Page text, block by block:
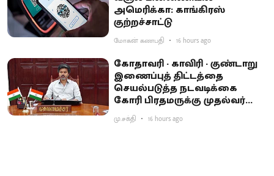
அமெரிக்கா: காங்கிரஸ்
குற்றச்சாட்டு
மோகன் கணபதி 16 hours ago
கோதாவரி - காவிரி - குண்டாறு
இணைப்புத் திட்டத்தை
செயல்படுத்த நடவடிக்கை
கோரி பிரதமருக்கு முதல்வர்
விஜய் கடிதம்
மு.சக்தி 16 hours ago